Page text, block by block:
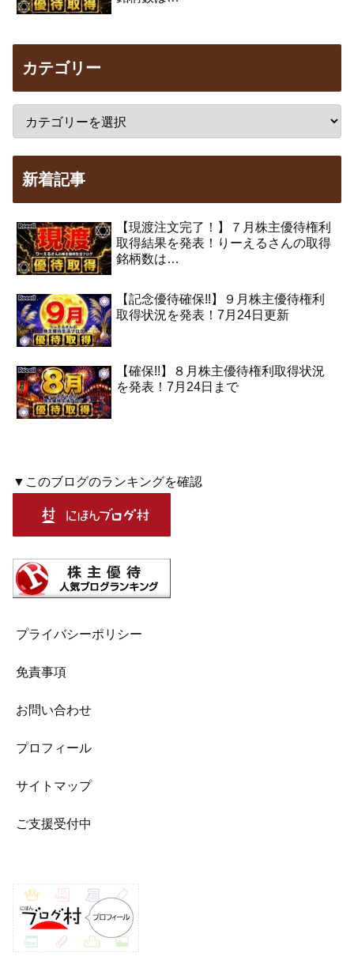
カテゴリー
新着記事
【現渡注文完了！】７月株主優待権利
取得結果を発表！りーえるさんの取得
銘柄数は…
【記念優待確保!!】９月株主優待権利
取得状況を発表！7月24日更新
【確保!!】８月株主優待権利取得状況
を発表！7月24日まで
▼このブログのランキングを確認
プライバシーポリシー
免責事項
お問い合わせ
プロフィール
サイトマップ
ご支援受付中